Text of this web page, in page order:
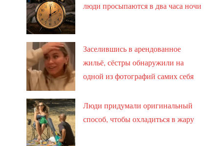
люди просыпаются в два часа ночи
Заселившись в арендованное
жильё, сёстры обнаружили на
одной из фотографий самих себя
Люди придумали оригинальный
способ, чтобы охладиться в жару